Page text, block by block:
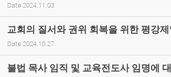
Date 2024.11.03
교회의 질서와 권위 회복을 위한 평강
Date 2024.10.27
불법 목사 임직 및 교육전도사 임명에